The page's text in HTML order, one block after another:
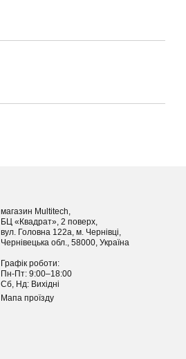
магазин Multitech,
БЦ «Квадрат», 2 поверх,
вул. Головна 122а, м. Чернівці,
Чернівецька обл., 58000, Україна
Графік роботи:
Пн-Пт: 9:00–18:00
Сб, Нд: Вихідні
Мапа проїзду